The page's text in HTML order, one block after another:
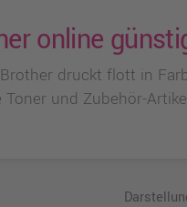
online
druckt flott in
und Zubehör-